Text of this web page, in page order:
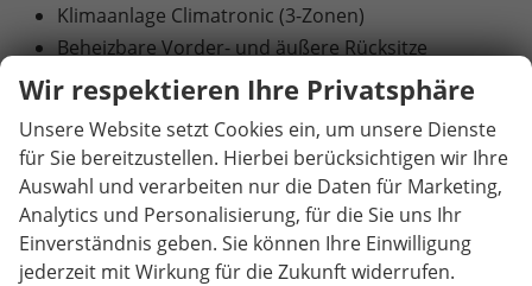
Klimaanlage Climatronic (3-Zonen)
Beheizbare Vorder- und äußere Rücksitze
Drahtlos beheizbare Windschutzscheibe
Elektrische Heckklappenbedienung mit
Komfortöffnung
Abbiege- und Schlechtwetterlicht
Matrix-LED-Scheinwerfer
LED-Heckleuchten in Kristallglasoptik mit
animierten Blinkern und Welcome Effect
Wir respektieren Ihre Privatsphäre
Unsere Website setzt Cookies ein, um unsere Dienste
für Sie bereitzustellen. Hierbei berücksichtigen wir Ihre
Auswahl und verarbeiten nur die Daten für Marketing,
Analytics und Personalisierung, für die Sie uns Ihr
Einverständnis geben. Sie können Ihre Einwilligung
jederzeit mit Wirkung für die Zukunft widerrufen.